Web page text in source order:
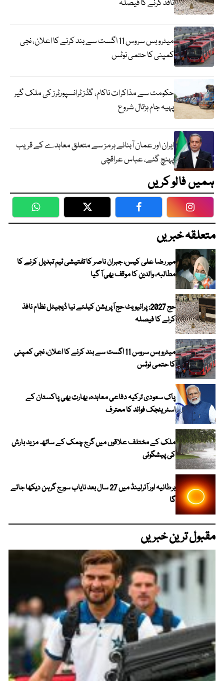
نافذ کرنے کا فیصلہ
میٹرو بس سروس 11 اگست سے بند کرنے کا اعلان، نجی
کمپنی کا حتمی نوٹس
حکومت سے مذاکرات ناکام، گڈز ٹرانسپورٹرز کی ملک گیر
پہیہ جام ہڑتال شروع
ایران اور عمان آبنائے ہرمز سے متعلق معاہدے کے قریب
پہنچ گئے، عباس عراقچی
ہمیں فالو کریں
WhatsApp Twitter Facebook
متعلقہ خبریں
میر رضا علی کیس، جبران ناصر کا تفتیشی ٹیم تبدیل کرنے کا
مطالبہ، والدین کا موقف بھی آ گیا
حج 2027: پرائیویٹ حج آپریشن کیلئے نیا ڈیجیٹل نظام نافذ
کرنے کا فیصلہ
میٹرو بس سروس 11 اگست سے بند کرنے کا اعلان، نجی کمپنی
کا حتمی نوٹس
پاک سعودی ترکیہ دفاعی معاہدہ، بھارت بھی پاکستان کے
اسٹریٹجک فوائد کا معترف
ملک کے مختلف علاقوں میں گرج چمک کے ساتھ مزید بارش
کی پیشگوئی
برطانیہ اور آئرلینڈ میں 27 سال بعد نایاب سورج گرہن دیکھا جائے
گا
مقبول ترین خبریں